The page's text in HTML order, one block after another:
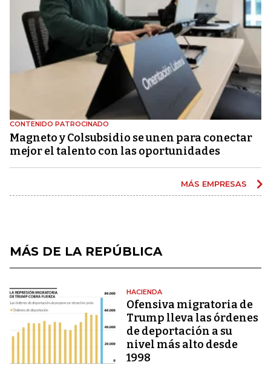
CONTENIDO PATROCINADO
Magneto y Colsubsidio se unen para conectar
mejor el talento con las oportunidades
MÁS EMPRESAS
MÁS DE LA REPÚBLICA
HACIENDA
Ofensiva migratoria de
Trump lleva las órdenes
de deportación a su
nivel más alto desde
1998